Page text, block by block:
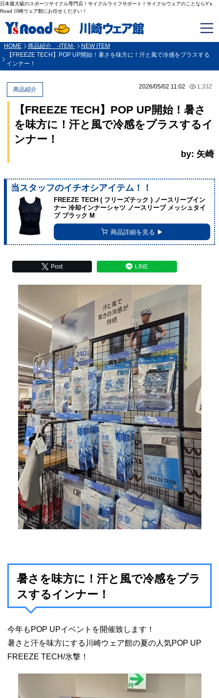
日本最大級のスポーツサイクル専門店！サイクルライフサポート！サイクルウェアのことならY's
Road 川崎ウェア館にお任せください！
HOME 商品紹介 -ITEM-
NEW ITEM
【FREEZE TECH】POP UP開始！暑さを味方に！汗と風で冷感をプラスする
インナー！
2026/05/02 11:02 1,332
商品紹介
【FREEZE TECH】POP UP開始！暑さ
を味方に！汗と風で冷感をプラスするイ
ンナー！
by: 矢崎
当スタッフのイチオシアイテム！！
FREEZE TECH ( フリーズテック ) ノースリーブイン
ナー 冷却インナーシャツ ノースリーブ メッシュタイ
プ ブラック M
商品詳細を見る ▶︎
Post LINE
暑さを味方に！汗と風で冷感をプラ
スするインナー！
今年もPOP UPイベントを開催致します！
暑さと汗を味方にする 川崎ウェア館の夏の人気POP UP
FREEZE TECH/氷撃！